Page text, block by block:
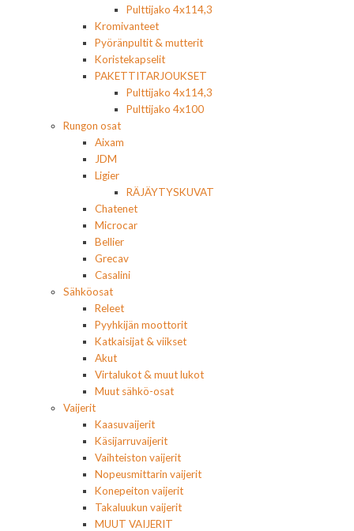
Pulttijako 4x114,3
Kromivanteet
Pyöränpultit & mutterit
Koristekapselit
PAKETTITARJOUKSET
Pulttijako 4x114,3
Pulttijako 4x100
Rungon osat
Aixam
JDM
Ligier
RÄJÄYTYSKUVAT
Chatenet
Microcar
Bellier
Grecav
Casalini
Sähköosat
Releet
Pyyhkijän moottorit
Katkaisijat & viikset
Akut
Virtalukot & muut lukot
Muut sähkö-osat
Vaijerit
Kaasuvaijerit
Käsijarruvaijerit
Vaihteiston vaijerit
Nopeusmittarin vaijerit
Konepeiton vaijerit
Takaluukun vaijerit
MUUT VAIJERIT